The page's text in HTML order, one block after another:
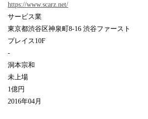
https://www.scarz.net/
サービス業
東京都渋谷区神泉町8-16 渋谷ファースト
プレイス10F
-
洞本宗和
未上場
1億円
2016年04月